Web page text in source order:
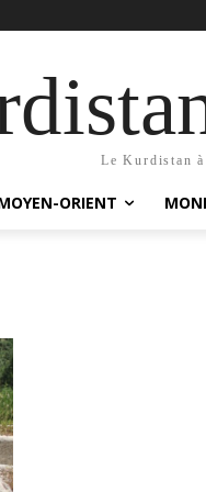
Le Kurdistan
ORIENT